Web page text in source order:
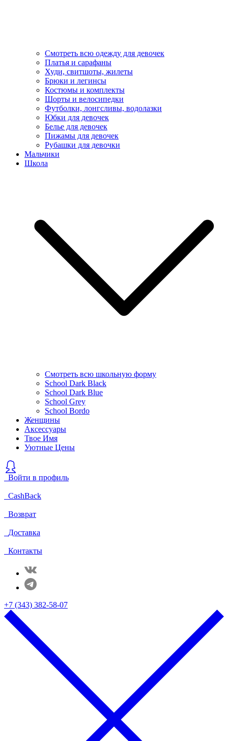
Смотреть всю одежду для девочек
Платья и сарафаны
Худи, свитшоты, жилеты
Брюки и легинсы
Костюмы и комплекты
Шорты и велосипедки
Футболки, лонгсливы, водолазки
Юбки для девочек
Белье для девочек
Пижамы для девочек
Рубашки для девочки
Мальчики
Школа
Смотреть всю школьную форму
School Dark Black
School Dark Blue
School Grey
School Bordo
Женщины
Аксессуары
Твое Имя
Уютные Цены
Войти в профиль
CashBack
Возврат
Доставка
Контакты
+7 (343) 382-58-07